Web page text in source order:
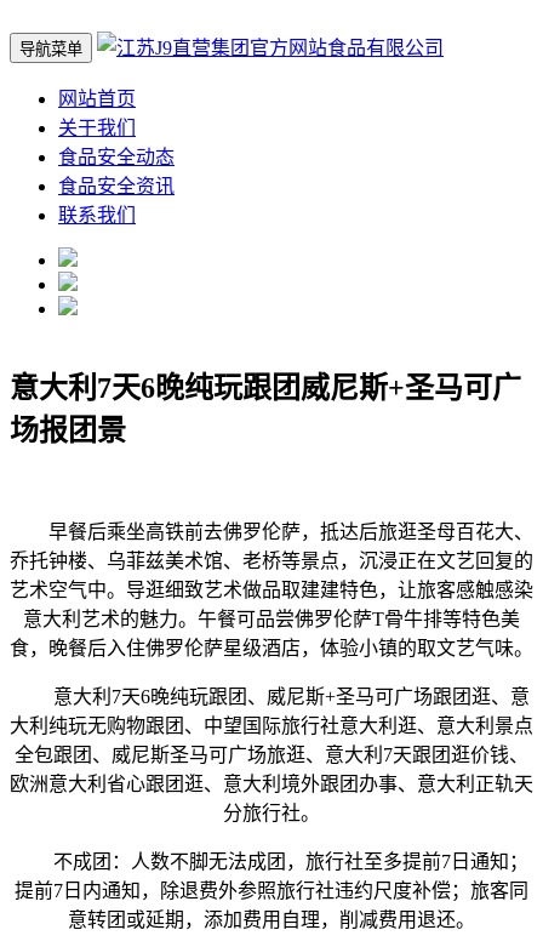
导航菜单
网站首页
关于我们
食品安全动态
食品安全资讯
联系我们
意大利7天6晚纯玩跟团威尼斯+圣马可广
场报团景
早餐后乘坐高铁前去佛罗伦萨，抵达后旅逛圣母百花大、
乔托钟楼、乌菲兹美术馆、老桥等景点，沉浸正在文艺回复的
艺术空气中。导逛细致艺术做品取建建特色，让旅客感触感染
意大利艺术的魅力。午餐可品尝佛罗伦萨T骨牛排等特色美
食，晚餐后入住佛罗伦萨星级酒店，体验小镇的取文艺气味。
意大利7天6晚纯玩跟团、威尼斯+圣马可广场跟团逛、意
大利纯玩无购物跟团、中望国际旅行社意大利逛、意大利景点
全包跟团、威尼斯圣马可广场旅逛、意大利7天跟团逛价钱、
欧洲意大利省心跟团逛、意大利境外跟团办事、意大利正轨天
分旅行社。
不成团：人数不脚无法成团，旅行社至多提前7日通知；
提前7日内通知，除退费外参照旅行社违约尺度补偿；旅客同
意转团或延期，添加费用自理，削减费用退还。